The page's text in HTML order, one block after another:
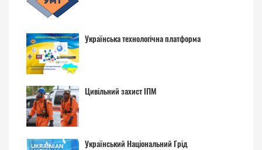
Українська технологічна платформа
Цивільний захист ІПМ
Український Національний Грід